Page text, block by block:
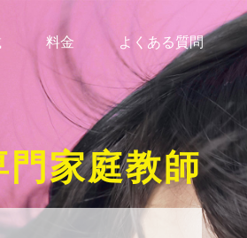
料金 よくある質問
家庭教師